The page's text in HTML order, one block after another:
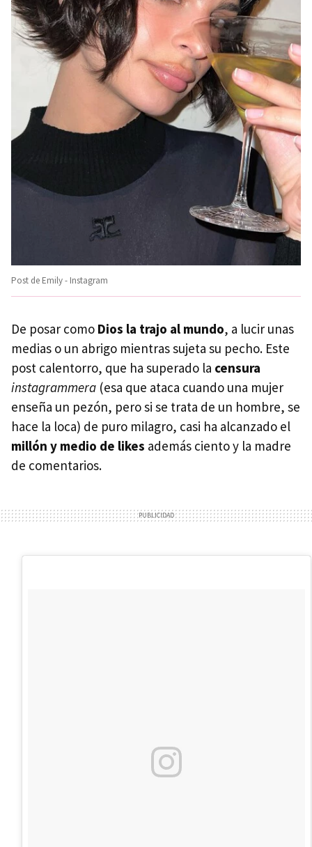
Post de Emily - Instagram
De posar como Dios la trajo al mundo, a lucir unas
medias o un abrigo mientras sujeta su pecho. Este
post calentorro, que ha superado la censura
instagrammera (esa que ataca cuando una mujer
enseña un pezón, pero si se trata de un hombre, se
hace la loca) de puro milagro, casi ha alcanzado el
millón y medio de likes además ciento y la madre
de comentarios.